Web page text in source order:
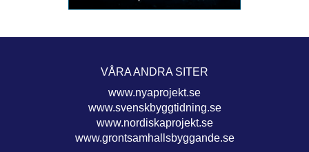
VÅRA ANDRA SITER
www.nyaprojekt.se
www.svenskbyggtidning.se
www.nordiskaprojekt.se
www.grontsamhallsbyggande.se